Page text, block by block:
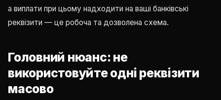
а виплати при цьому надходити на ваші банківські
реквізити — це робоча та дозволена схема.
Головний нюанс: не
використовуйте одні реквізити
масово